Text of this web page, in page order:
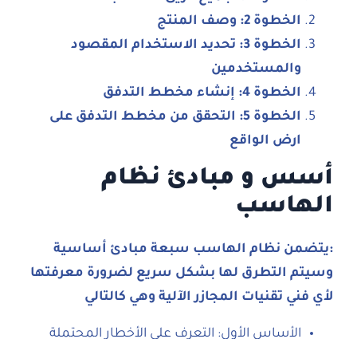
الخطوة 2: وصف المنتج
الخطوة 3: تحديد الاستخدام المقصود
والمستخدمين
الخطوة 4: إنشاء مخطط التدفق
الخطوة 5: التحقق من مخطط التدفق على
ارض الواقع
أسس و مبادئ نظام
الهاسب
:يتضمن نظام الهاسب سبعة مبادئ أساسية
وسيتم التطرق لها بشكل سريع لضرورة معرفتها
لأي فني تقنيات المجازر الآلية وهي كالتالي
الأساس الأول: التعرف على الأخطار المحتملة